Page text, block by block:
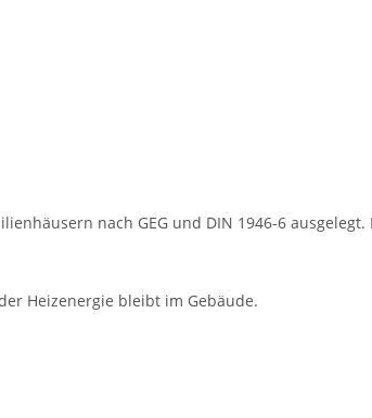
nach GEG und DIN 1946-6
Heizenergie bleibt im Gebäude.